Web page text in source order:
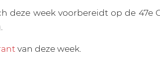
deze week voorbereidt op de 47e
van deze week.